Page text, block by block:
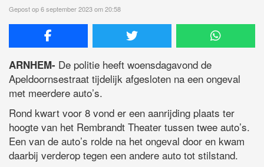
Gepost op 6 september 2023 om 20:58
ARNHEM- De politie heeft woensdagavond de
Apeldoornsestraat tijdelijk afgesloten na een ongeval
met meerdere auto’s.
Rond kwart voor 8 vond er een aanrijding plaats ter
hoogte van het Rembrandt Theater tussen twee auto’s.
Een van de auto’s rolde na het ongeval door en kwam
daarbij verderop tegen een andere auto tot stilstand.